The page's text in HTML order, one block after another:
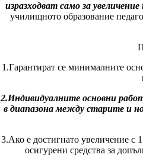
изразходват само за
училищното образование
1.Гарантират се минималните
2.Индивидуалните основни
в диапазона между старите и
3.Ако е достигнато увеличение с
осигурени средства за